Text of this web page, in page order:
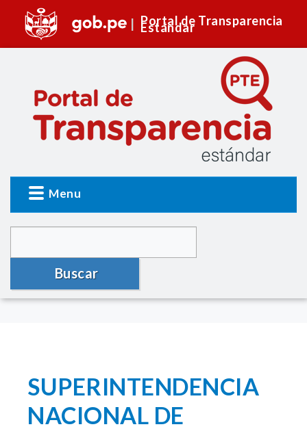
Portal de Transparencia
Estándar
Menu
Buscar
SUPERINTENDENCIA
NACIONAL DE